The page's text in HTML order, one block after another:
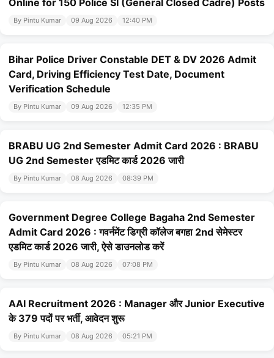
By Pintu Kumar 09 Aug 2026 12:40 PM
Bihar Police Driver Constable DET & DV 2026 Admit
Card, Driving Efficiency Test Date, Document
Verification Schedule
By Pintu Kumar 09 Aug 2026 12:35 PM
BRABU UG 2nd Semester Admit Card 2026 : BRABU
UG 2nd Semester एडमिट कार्ड 2026 जारी
By Pintu Kumar 08 Aug 2026 08:39 PM
Government Degree College Bagaha 2nd Semester
Admit Card 2026 : गवर्नमेंट डिग्री कॉलेज बगहा 2nd सेमेस्टर
एडमिट कार्ड 2026 जारी, ऐसे डाउनलोड करें
By Pintu Kumar 08 Aug 2026 07:08 PM
AAI Recruitment 2026 : Manager और Junior Executive
के 379 पदों पर भर्ती, आवेदन शुरू
By Pintu Kumar 08 Aug 2026 05:21 PM